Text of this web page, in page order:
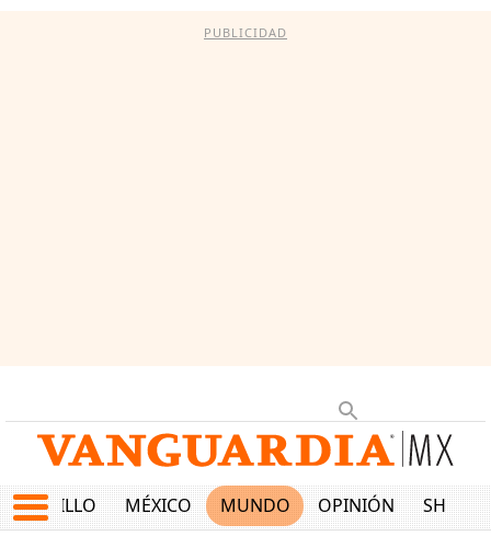
PUBLICIDAD
SALTILLO MÉXICO MUNDO OPINIÓN SHOW